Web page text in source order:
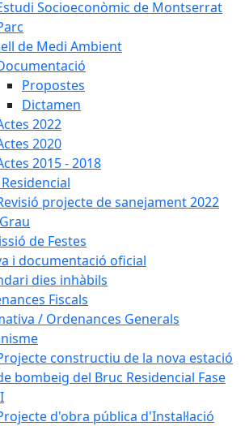
Socioeconòmic de Montserrat
de Medi Ambient
Propostes
Dictamen
2022
2020
2015 - 2018
projecte de sanejament 2022
de Festes
i documentació oficial
dies inhàbils
Fiscals
/ Ordenances Generals
constructiu de la nova estació
bombeig del Bruc Residencial Fase
d'obra pública d'Instal·lació